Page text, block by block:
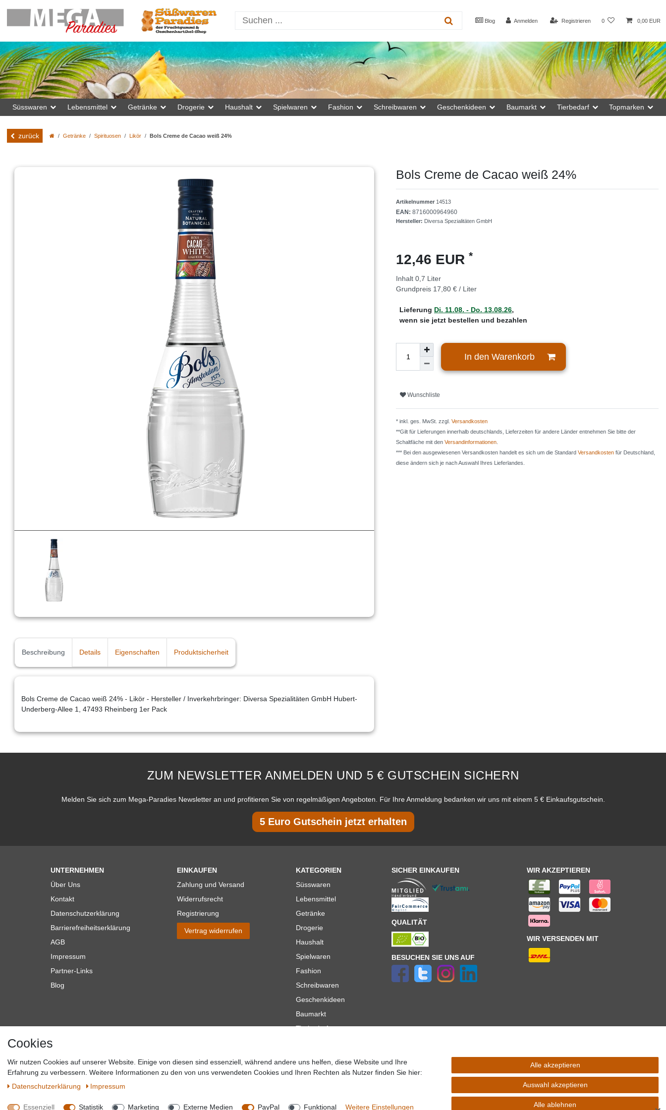
Blog Anmelden Registrieren 0 0,00 EUR
Süsswaren Lebensmittel Getränke Drogerie Haushalt Spielwaren Fashion Schreibwaren Geschenkideen Baumarkt Tierbedarf Topmarken
zurück Getränke Spirituosen Likör Bols Creme de Cacao weiß 24%
Bols Creme de Cacao weiß 24%
Artikelnummer 14513
EAN: 8716000964960
Hersteller: Diversa Spezialitäten GmbH
12,46 EUR *
Inhalt 0,7 Liter
Grundpreis 17,80 € / Liter
Lieferung Di. 11.08. - Do. 13.08.26,
wenn sie jetzt bestellen und bezahlen
In den Warenkorb
Wunschliste
* inkl. ges. MwSt. zzgl. Versandkosten
**Gilt für Lieferungen innerhalb deutschlands, Lieferzeiten für andere Länder entnehmen Sie bitte der
Schaltfäche mit den Versandinformationen
*** Bei den ausgewiesenen Versandkosten handelt es sich um die Standard Versandkosten für Deutschland,
diese ändern sich je nach Auswahl Ihres Lieferlandes.
Beschreibung Details Eigenschaften Produktsicherheit
Bols Creme de Cacao weiß 24% - Likör - Hersteller / Inverkehrbringer: Diversa Spezialitäten GmbH Hubert-
Underberg-Allee 1, 47493 Rheinberg 1er Pack
ZUM NEWSLETTER ANMELDEN UND 5 € GUTSCHEIN SICHERN
Melden Sie sich zum Mega-Paradies Newsletter an und profitieren Sie von regelmäßigen Angeboten. Für Ihre Anmeldung bedanken wir uns mit einem 5 € Einkaufsgutschein.
5 Euro Gutschein jetzt erhalten
UNTERNEHMEN
Über Uns
Kontakt
Datenschutzerklärung
Barrierefreiheitserklärung
AGB
Impressum
Partner-Links
Blog
EINKAUFEN
Zahlung und Versand
Widerrufsrecht
Registrierung
Vertrag widerrufen
KATEGORIEN
Süsswaren
Lebensmittel
Getränke
Drogerie
Haushalt
Spielwaren
Fashion
Schreibwaren
Geschenkideen
Baumarkt
Tierbedarf
SICHER EINKAUFEN
QUALITÄT
BESUCHEN SIE UNS AUF
WIR AKZEPTIEREN
WIR VERSENDEN MIT
*Alle Preise verstehen sich inkl. MwSt. zzgl. Versandkosten. **Gilt für Lieferungen innerhalb deutschlands, Lieferzeiten für andere Länder entnehmen Sie bitte der Schaltfäche mit den Versandinformationen . *** Bei den ausgewiesenen
für Deutschland, diese ändern sich je nach Auswahl Ihres Lieferlandes.
Cookies
Wir nutzen Cookies auf unserer Website. Einige von diesen sind essenziell, während andere uns helfen, diese Website und Ihre
Erfahrung zu verbessern. Weitere Informationen zu den von uns verwendeten Cookies und Ihren Rechten als Nutzer finden Sie hier:
Daten­schutz­erklärung
Impressum
Essenziell Statistik Marketing Externe Medien PayPal Funktional Weitere Einstellungen
Alle akzeptieren
Auswahl akzeptieren
Alle ablehnen